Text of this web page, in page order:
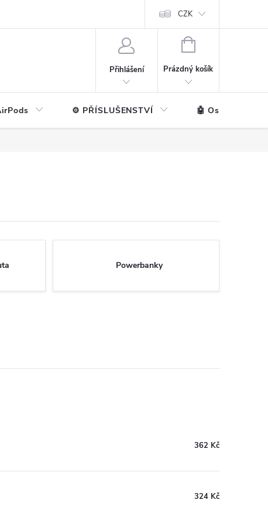
CZK
Přihlášení
NÁKUPNÍ
Prázdný košík
⚙️ PŘÍSLUŠENSTVÍ 🤖 Ostatní
Powerbanky
362 Kč
324 Kč